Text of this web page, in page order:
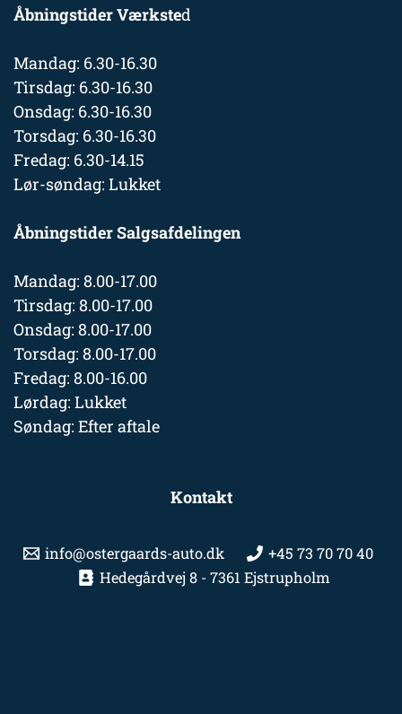
Åbningstider Værksted
Mandag: 6.30-16.30
Tirsdag: 6.30-16.30
Onsdag: 6.30-16.30
Torsdag: 6.30-16.30
Fredag: 6.30-14.15
Lør-søndag: Lukket
Åbningstider Salgsafdelingen
Mandag: 8.00-17.00
Tirsdag: 8.00-17.00
Onsdag: 8.00-17.00
Torsdag: 8.00-17.00
Fredag: 8.00-16.00
Lørdag: Lukket
Søndag: Efter aftale
Kontakt
info@ostergaards-auto.dk
+45 73 70 70 40
Hedegårdvej 8 - 7361 Ejstrupholm